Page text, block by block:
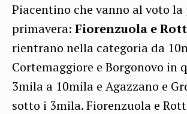
Piacentino che vanno al voto la
primavera: Fiorenzuola e
rientrano nella categoria da
Cortemaggiore e Borgonovo in
3mila a 10mila e Agazzano e
sotto i 3mila. Fiorenzuola e